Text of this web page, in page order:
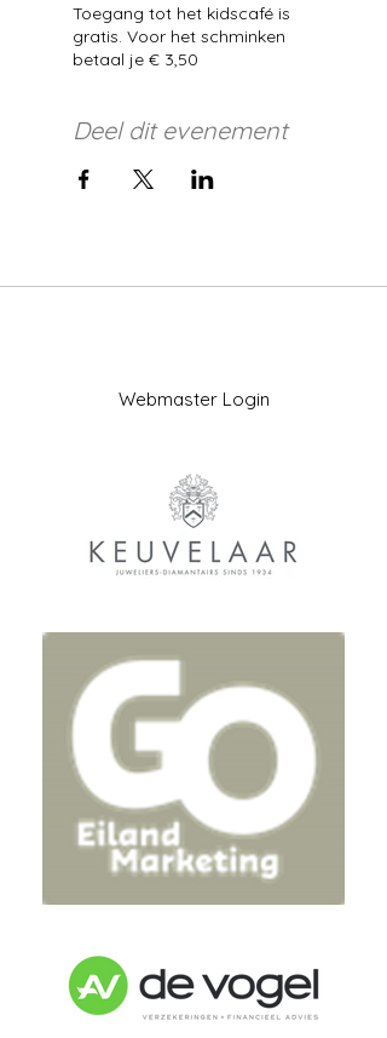
Toegang tot het kidscafé is
gratis. Voor het schminken
betaal je € 3,50
Deel dit evenement
Webmaster Login